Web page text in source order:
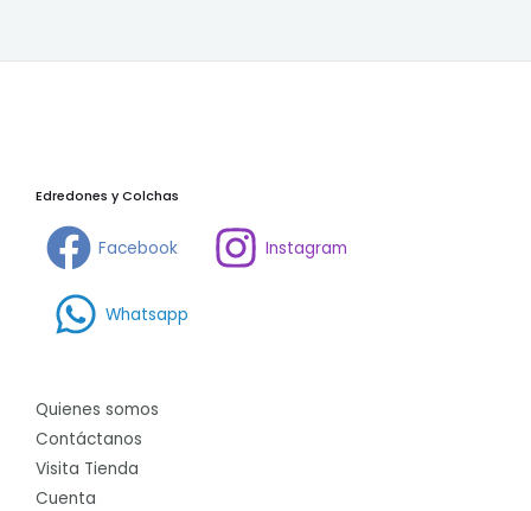
Edredones y Colchas
Facebook Instagram
Whatsapp
Quienes somos
Contáctanos
Visita Tienda
Cuenta